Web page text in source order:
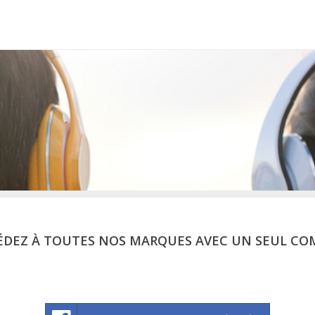
À TOUTES NOS MARQUES AVEC UN SEUL